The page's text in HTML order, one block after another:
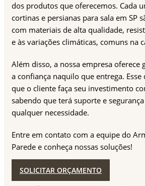
dos produtos que oferecemos. Cada
cortinas e persianas para sala em SP
com materiais de alta qualidade,
e às variações climáticas, comuns na
Além disso, a nossa empresa oferece
a confiança naquilo que entrega.
que o cliente faça seu investimento
sabendo que terá suporte e
qualquer necessidade.
Entre em contato com a equipe do
Parede e conheça nossas soluções!
SOLICITAR ORÇAMENTO